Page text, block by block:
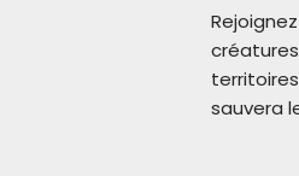
sauvera